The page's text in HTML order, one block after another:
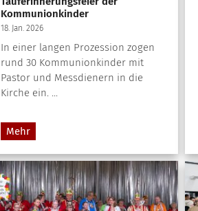
Kommunionkinder
18. Jan. 2026
In einer langen Prozession zogen
rund 30 Kommunionkinder mit
Pastor und Messdienern in die
Kirche ein. ...
Mehr